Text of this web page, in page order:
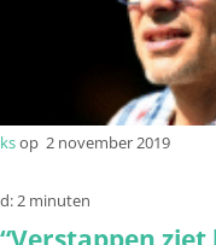
op 2 november 2019
2 minuten